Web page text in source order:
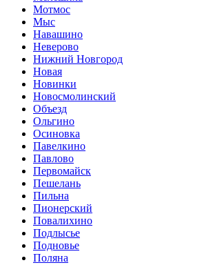
Мотмос
Мыс
Навашино
Неверово
Нижний Новгород
Новая
Новинки
Новосмолинский
Объезд
Ольгино
Осиновка
Павелкино
Павлово
Первомайск
Пешелань
Пильна
Пионерский
Повалихино
Подлысье
Подновье
Поляна